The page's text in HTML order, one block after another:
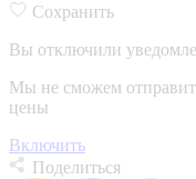
Сохранить
Вы отключили
Мы не сможем
цены
Включить
Поделиться